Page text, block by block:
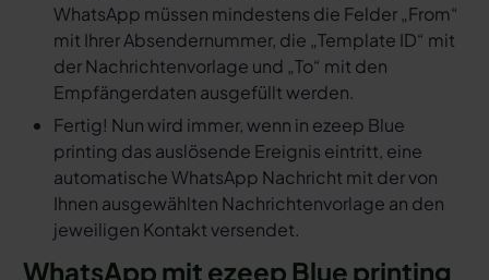
WhatsApp müssen mindestens die Felder „From“
mit Ihrer Absendernummer, die „Template ID“ mit
der Nachrichtenvorlage und „To“ mit den
Empfängerdaten ausgefüllt werden.
Fertig! Nun wird immer, wenn in ezeep Blue
printing das auslösende Ereignis eintritt, eine
automatische WhatsApp Nachricht mit der von
Ihnen ausgewählten Nachrichtenvorlage an den
jeweiligen Kontakt versendet.
WhatsApp mit ezeep Blue printing